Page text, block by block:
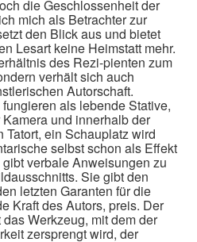
die Geschlossenheit der
mich als Betrachter zur
den Blick aus und bietet
Lesart keine Heimstatt mehr.
des Rezi-pienten zum
verhält sich auch
Autorschaft.
als lebende Stative,
und innerhalb der
ein Schauplatz wird
selbst schon als Effekt
verbale Anweisungen zu
Sie gibt den
letzten Garanten für die
Kraft des Autors, preis. Der
Werkzeug, mit dem der
zersprengt wird, der